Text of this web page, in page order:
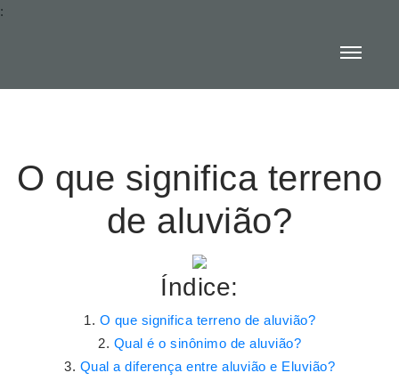
:
O que significa terreno
de aluvião?
Índice:
O que significa terreno de aluvião?
Qual é o sinônimo de aluvião?
Qual a diferença entre aluvião e Eluvião?